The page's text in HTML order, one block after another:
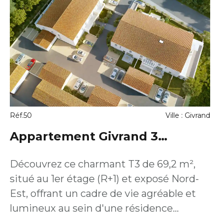
principale Fort potentiel locatif pour un
investissement patrimonial sécurisé
Disponibilité 2027/2028 Un bien
polyvalent qui s'adapte à votre projet,
que vous souhaitiez habiter ou investir.
Réf.50 Ville : Givrand
Appartement Givrand 3
pièce(s) 69.2 m2
Découvrez ce charmant T3 de 69,2 m²,
situé au 1er étage (R+1) et exposé Nord-
Est, offrant un cadre de vie agréable et
lumineux au sein d'une résidence